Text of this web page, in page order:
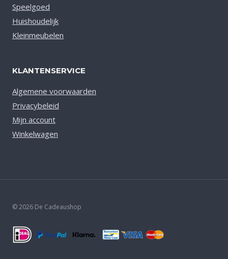
Speelgoed
Huishoudelijk
Kleinmeubelen
KLANTENSERVICE
Algemene voorwaarden
Privacybeleid
Mijn account
Winkelwagen
© 2026 De Cadeaushop